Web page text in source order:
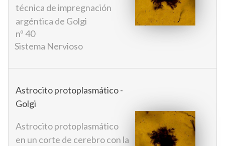
técnica de impregnación
argéntica de Golgi
nº 40
Sistema Nervioso
Astrocito protoplasmático -
Golgi
Astrocito protoplasmático
en un corte de cerebro con la